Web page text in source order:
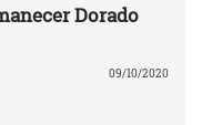
Dorado
09/10/2020